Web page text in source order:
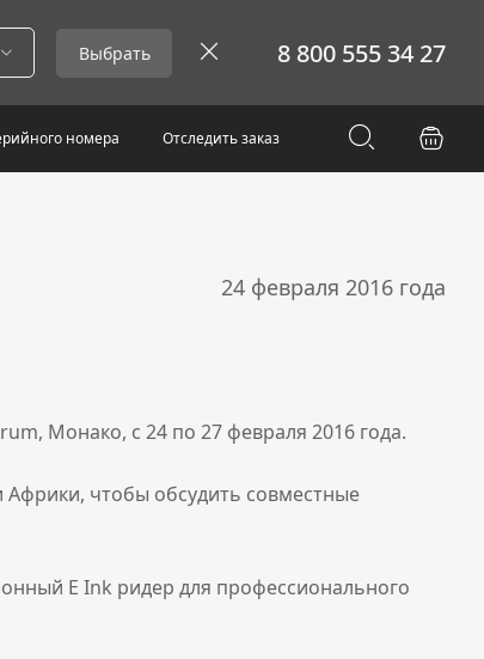
Выбрать 8 800 555 34 27
номера Отследить заказ
24 февраля 2016 года
Монако, с 24 по 27 февраля 2016 года.
Африки, чтобы обсудить совместные
E Ink ридер для профессионального